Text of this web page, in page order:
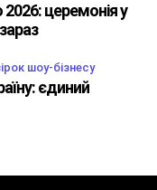
церемонія у
шоу-бізнесу
єдиний